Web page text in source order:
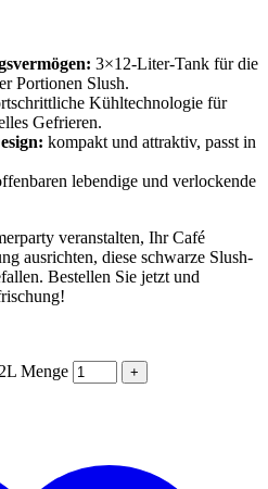
3×12-Liter-Tank für die
Portionen Slush.
Kühltechnologie für
Gefrieren.
kompakt und attraktiv, passt in
lebendige und verlockende
veranstalten, Ihr Café
ausrichten, diese schwarze Slush-
Bestellen Sie jetzt und
Menge